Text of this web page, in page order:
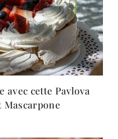
avec cette Pavlova
Mascarpone